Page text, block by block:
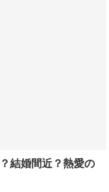
結婚間近？熱愛の